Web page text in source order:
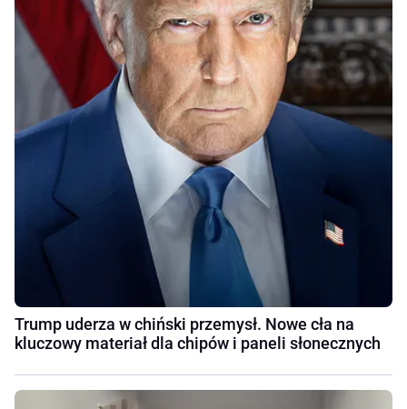
Trump uderza w chiński przemysł. Nowe cła na
kluczowy materiał dla chipów i paneli słonecznych